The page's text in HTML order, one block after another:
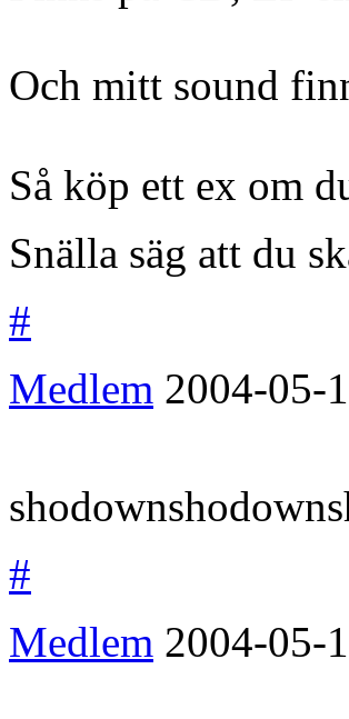
Och mitt sound
Så köp ett ex om
Snälla säg att du
#
Medlem 2004-05-
#
Medlem 2004-05-